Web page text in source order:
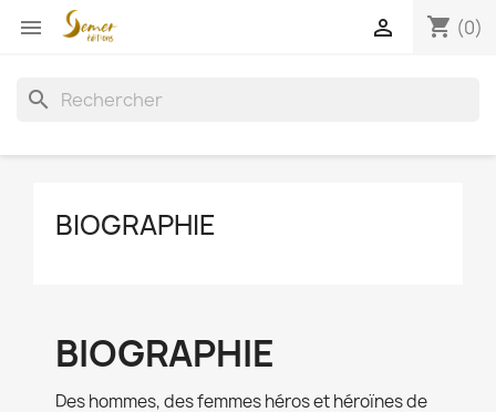
 shopping_cart (0)

search
BIOGRAPHIE
BIOGRAPHIE
Des hommes, des femmes héros et héroïnes de